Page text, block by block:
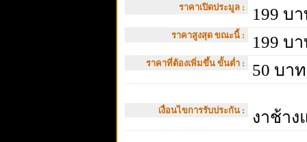
ราคาเปิดประมูล : 199 บ
ราคาสูงสุด ขณะนี้ : 199 บ
ราคาที่ต้องเพิ่มขึ้น ขั้นต่ำ : 50 บาท
เงื่อนไขการรับประกัน : งาช้า